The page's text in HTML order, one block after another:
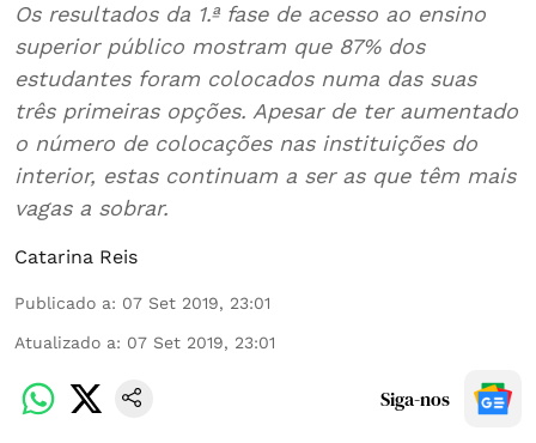
Os resultados da 1.ª fase de acesso ao ensino
superior público mostram que 87% dos
estudantes foram colocados numa das suas
três primeiras opções. Apesar de ter aumentado
o número de colocações nas instituições do
interior, estas continuam a ser as que têm mais
vagas a sobrar.
Catarina Reis
Publicado a: 07 Set 2019, 23:01
Atualizado a: 07 Set 2019, 23:01
Siga-nos